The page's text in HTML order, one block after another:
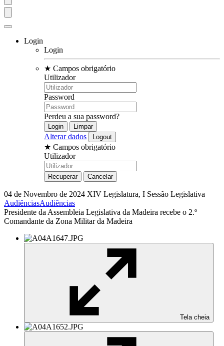
Login
Login
★ Campos obrigatório
Utilizador
Password
Perdeu a sua password?
Alterar dados
★ Campos obrigatório
Utilizador
04 de Novembro de 2024 XIV Legislatura, I Sessão Legislativa
AudiênciasAudiências
Presidente da Assembleia Legislativa da Madeira recebe o 2.º
Comandante da Zona Militar da Madeira
Tela cheia